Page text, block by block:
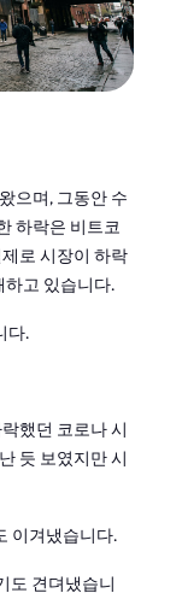
으며, 그동안 수
하락은 비트코
로 시장이 하락
하고 있습니다.
다.
했던 코로나 시
듯 보였지만 시
이겨냈습니다.
도 견뎌냈습니